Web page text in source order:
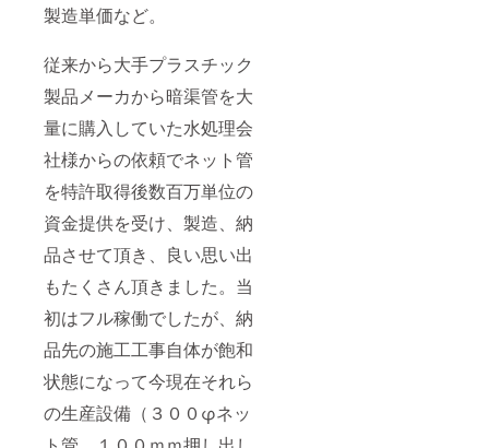
製造単価など。
従来から大手プラスチック
製品メーカから暗渠管を大
量に購入していた水処理会
社様からの依頼でネット管
を特許取得後数百万単位の
資金提供を受け、製造、納
品させて頂き、良い思い出
もたくさん頂きました。当
初はフル稼働でしたが、納
品先の施工工事自体が飽和
状態になって今現在それら
の生産設備（３００φネッ